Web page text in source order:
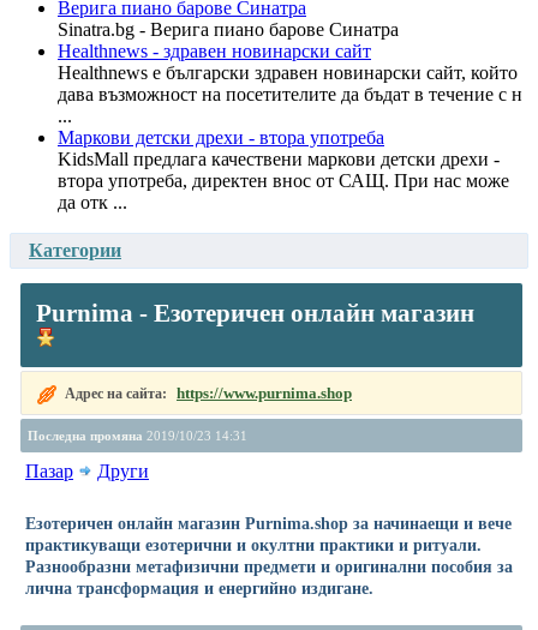
Верига пиано барове Синатра
Sinatra.bg - Верига пиано барове Синатра
Healthnews - здравен новинарски сайт
Healthnews е български здравен новинарски сайт, който
дава възможност на посетителите да бъдат в течение с н
...
Маркови детски дрехи - втора употреба
KidsMall предлага качествени маркови детски дрехи -
втора употреба, директен внос от САЩ. При нас може
да отк ...
Категории
Purnima - Езотеричен онлайн магазин
Адрес на сайта: https://www.purnima.shop
Последна промяна 2019/10/23 14:31
Пазар Други
Езотеричен онлайн магазин Purnima.shop за начинаещи и вече
практикуващи езотерични и окултни практики и ритуали.
Разнообразни метафизични предмети и оригинални пособия за
лична трансформация и енергийно издигане.